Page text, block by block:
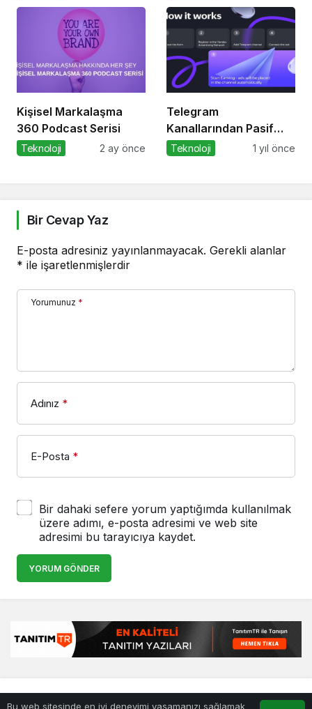
Kişisel Markalaşma
360 Podcast Serisi
Teknoloji 2 ay önce
Telegram
Kanallarından Pasif
Gelir Elde Etmek Artık
Teknoloji 1 yıl önce
Bir Cevap Yaz
E-posta adresiniz yayınlanmayacak. Gerekli alanlar
* ile işaretlenmişlerdir
Yorumunuz *
Adınız *
E-Posta *
Bir dahaki sefere yorum yaptığımda kullanılmak
üzere adımı, e-posta adresimi ve web site
adresimi bu tarayıcıya kaydet.
YORUM GÖNDER
Bu web sitesinde en iyi deneyimi yaşamanızı sağlamak
en iyiler